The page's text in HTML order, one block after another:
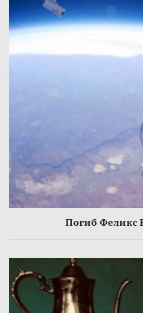
Погиб Феликс